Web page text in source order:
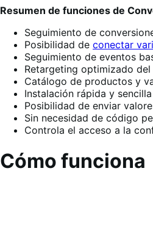
Resumen de funciones de
Seguimiento de
Posibilidad de conectar
Seguimiento de eventos
Retargeting optimizado
Catálogo de productos y
Instalación rápida y
Posibilidad de enviar
Sin necesidad de código
Controla el acceso a la
Cómo funciona